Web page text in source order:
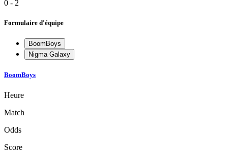
0 - 2
Formulaire d'équipe
BoomBoys
Nigma Galaxy
BoomBoys
Heure
Match
Odds
Score